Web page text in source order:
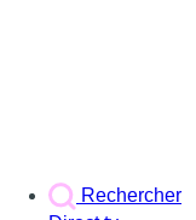
Rechercher